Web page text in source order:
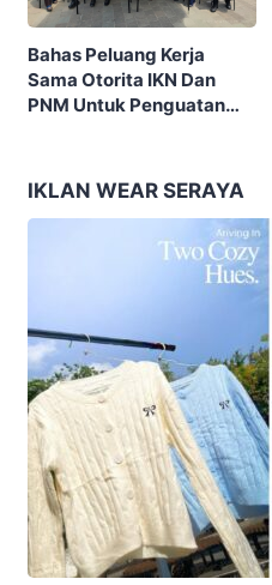
Bahas Peluang Kerja
Sama Otorita IKN Dan
PNM Untuk Penguatan
IKLAN WEAR SERAYA